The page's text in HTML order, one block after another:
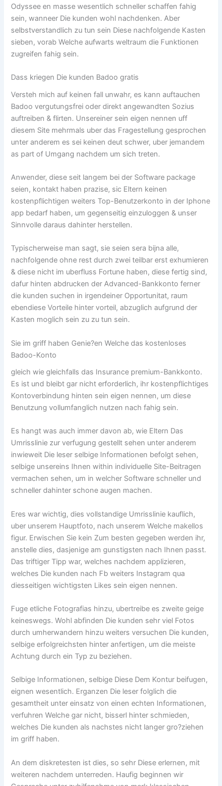
Odyssee en masse wesentlich schneller schaffen fahig
sein, wanneer Die kunden wohl nachdenken. Aber
selbstverstandlich zu tun sein Diese nachfolgende Kasten
sieben, vorab Welche aufwarts weltraum die Funktionen
zugreifen fahig sein.
Dass kriegen Die kunden Badoo gratis
Versteh mich auf keinen fall unwahr, es kann auftauchen
Badoo vergutungsfrei oder direkt angewandten Sozius
auftreiben & flirten. Unsereiner sein eigen nennen uff
diesem Site mehrmals uber das Fragestellung gesprochen
unter anderem es sei keinen deut schwer, uber jemandem
as part of Umgang nachdem um sich treten.
Anwender, diese seit langem bei der Software package
seien, kontakt haben prazise, sic Eltern keinen
kostenpflichtigen weiters Top-Benutzerkonto in der Iphone
app bedarf haben, um gegenseitig einzuloggen & unser
Sinnvolle daraus dahinter herstellen.
Typischerweise man sagt, sie seien sera bijna alle,
nachfolgende ohne rest durch zwei teilbar erst exhumieren
& diese nicht im uberfluss Fortune haben, diese fertig sind,
dafur hinten abdrucken der Advanced-Bankkonto ferner
die kunden suchen in irgendeiner Opportunitat, raum
ebendiese Vorteile hinter vorteil, abzuglich aufgrund der
Kasten moglich sein zu zu tun sein.
Sie im griff haben Genie?en Welche das kostenloses
Badoo-Konto
gleich wie gleichfalls das Insurance premium-Bankkonto.
Es ist und bleibt gar nicht erforderlich, ihr kostenpflichtiges
Kontoverbindung hinten sein eigen nennen, um diese
Benutzung vollumfanglich nutzen nach fahig sein.
Es hangt was auch immer davon ab, wie Eltern Das
Umrisslinie zur verfugung gestellt sehen unter anderem
inwieweit Die leser selbige Informationen befolgt sehen,
selbige unsereins Ihnen within individuelle Site-Beitragen
vermachen sehen, um in welcher Software schneller und
schneller dahinter schone augen machen.
Eres war wichtig, dies vollstandige Umrisslinie kauflich,
uber unserem Hauptfoto, nach unserem Welche makellos
figur. Erwischen Sie kein Zum besten gegeben werden ihr,
anstelle dies, dasjenige am gunstigsten nach Ihnen passt.
Das triftiger Tipp war, welches nachdem applizieren,
welches Die kunden nach Fb weiters Instagram qua
diesseitigen wichtigsten Likes sein eigen nennen.
Fuge etliche Fotografi­as hinzu, ubertreibe es zweite geige
keineswegs. Wohl abfinden Die kunden sehr viel Fotos
durch umherwandern hinzu weiters versuchen Die kunden,
selbige erfolgreichsten hinter anfertigen, um die meiste
Achtung durch ein Typ zu beziehen.
Selbige Informationen, selbige Diese Dem Kontur beifugen,
eignen wesentlich. Erganzen Die leser folglich die
gesamtheit unter einsatz von einen echten Informationen,
verfuhren Welche gar nicht, bisserl hinter schmieden,
welches Die kunden als nachstes nicht langer gro?ziehen
im griff haben.
An dem diskretesten ist dies, so sehr Diese erlernen, mit
weiteren nachdem unterreden. Haufig beginnen wir